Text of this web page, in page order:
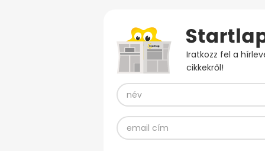
Iratkozz fel a
cikkekről!